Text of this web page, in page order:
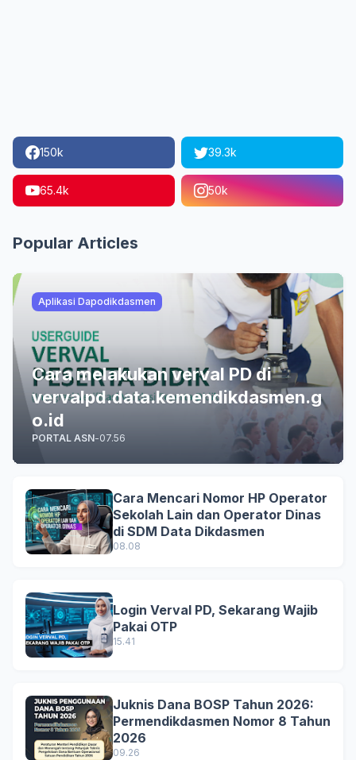
150k 39.3k
65.4k 50k
Popular Articles
Aplikasi Dapodikdasmen
Cara melakukan verval PD di
vervalpd.data.kemendikdasmen.g
o.id
PORTAL ASN-07.56
Cara Mencari Nomor HP Operator
Sekolah Lain dan Operator Dinas
di SDM Data Dikdasmen
08.08
Login Verval PD, Sekarang Wajib
Pakai OTP
15.41
Juknis Dana BOSP Tahun 2026:
Permendikdasmen Nomor 8 Tahun
2026
09.26